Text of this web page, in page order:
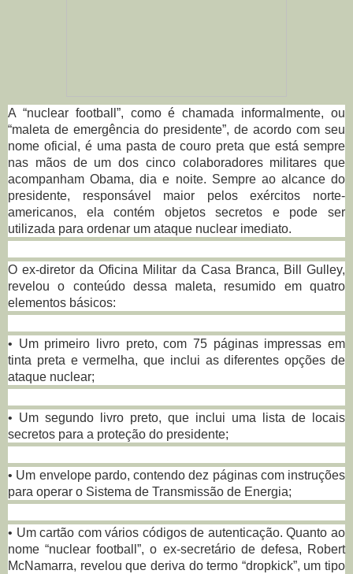
A “nuclear football”, como é chamada informalmente, ou
“maleta de emergência do presidente”, de acordo com seu
nome oficial, é uma pasta de couro preta que está sempre
nas mãos de um dos cinco colaboradores militares que
acompanham Obama, dia e noite. Sempre ao alcance do
presidente, responsável maior pelos exércitos norte-
americanos, ela contém objetos secretos e pode ser
utilizada para ordenar um ataque nuclear imediato.
O ex-diretor da Oficina Militar da Casa Branca, Bill Gulley,
revelou o conteúdo dessa maleta, resumido em quatro
elementos básicos:
• Um primeiro livro preto, com 75 páginas impressas em
tinta preta e vermelha, que inclui as diferentes opções de
ataque nuclear;
• Um segundo livro preto, que inclui uma lista de locais
secretos para a proteção do presidente;
• Um envelope pardo, contendo dez páginas com instruções
para operar o Sistema de Transmissão de Energia;
• Um cartão com vários códigos de autenticação. Quanto ao
nome “nuclear football”, o ex-secretário de defesa, Robert
McNamarra, revelou que deriva do termo “dropkick”, um tipo